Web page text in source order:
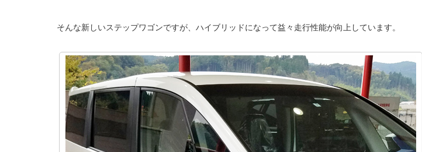
そんな新しいステップワゴンですが、ハイブリッドになって益々走行性能が向上しています。